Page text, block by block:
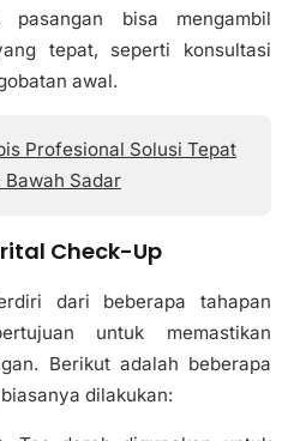
bisa mengambil
tepat, seperti konsultasi
awal.
Profesional Solusi Tepat
Sadar
Check-Up
dari beberapa tahapan
untuk memastikan
Berikut adalah beberapa
dilakukan: